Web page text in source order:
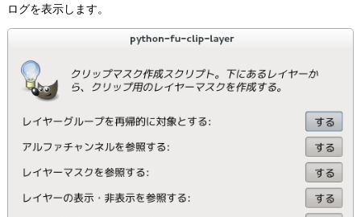
ログを表示します。